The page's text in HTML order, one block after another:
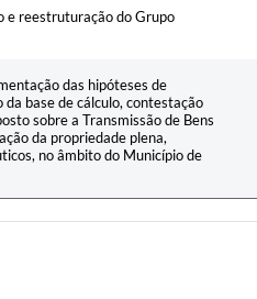
e reestruturação do Grupo
das hipóteses de
base de cálculo, contestação
sobre a Transmissão de Bens
da propriedade plena,
no âmbito do Município de